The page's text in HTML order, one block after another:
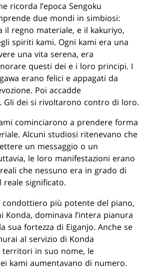
ricorda l’epoca Sengoku
due mondi in simbiosi:
il regno materiale, e il kakuriyo,
spiriti kami. Ogni kami era una
una vita serena, era
questi dei e i loro principi. I
erano felici e appagati da
Poi accadde
Gli dei si rivoltarono contro di loro.
cominciarono a prendere forma
Alcuni studiosi ritenevano che
un messaggio o un
le loro manifestazioni erano
che nessuno era in grado di
significato.
più potente del piano,
Konda, dominava l’intera pianura
sua fortezza di Eiganjo. Anche se
al servizio di Konda
in suo nome, le
kami aumentavano di numero.